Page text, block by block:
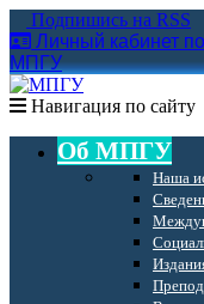
Подпишись на RSS
Личный кабинет
МПГУ
Навигация по сайту
Об МПГУ
Наша